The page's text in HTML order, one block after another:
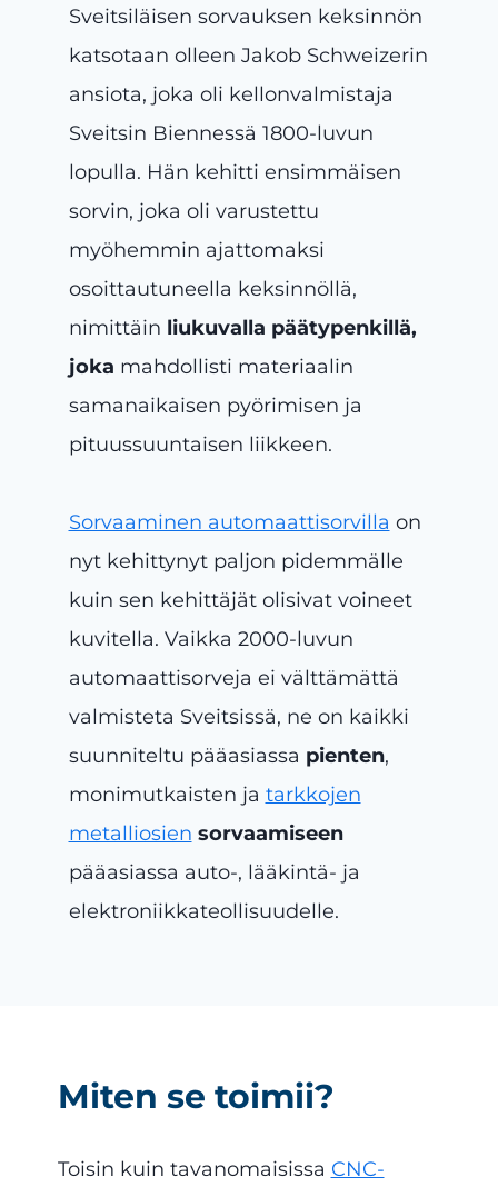
Sveitsiläisen sorvauksen keksinnön
katsotaan olleen Jakob Schweizerin
ansiota, joka oli kellonvalmistaja
Sveitsin Biennessä 1800-luvun
lopulla. Hän kehitti ensimmäisen
sorvin, joka oli varustettu
myöhemmin ajattomaksi
osoittautuneella keksinnöllä,
nimittäin liukuvalla päätypenkillä,
joka mahdollisti materiaalin
samanaikaisen pyörimisen ja
pituussuuntaisen liikkeen.
Sorvaaminen automaattisorvilla on
nyt kehittynyt paljon pidemmälle
kuin sen kehittäjät olisivat voineet
kuvitella. Vaikka 2000-luvun
automaattisorveja ei välttämättä
valmisteta Sveitsissä, ne on kaikki
suunniteltu pääasiassa pienten,
monimutkaisten ja tarkkojen
metalliosien sorvaamiseen
pääasiassa auto-, lääkintä- ja
elektroniikkateollisuudelle.
Miten se toimii?
Toisin kuin tavanomaisissa CNC-